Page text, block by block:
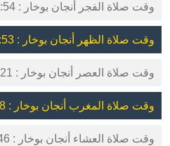
وقت صلاة الفجر أنجان بوخار : 3:54 صباحا
وقت صلاة الظهر أنجان بوخار : 11:53 صباحا
وقت صلاة العصر أنجان بوخار : 3:21 مساءً
وقت صلاة المغرب أنجان بوخار : 6:28 مساءً
وقت صلاة العشاء أنجان بوخار : 7:46 مساءً